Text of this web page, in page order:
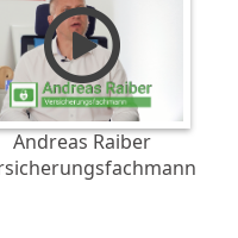
Andreas Raiber